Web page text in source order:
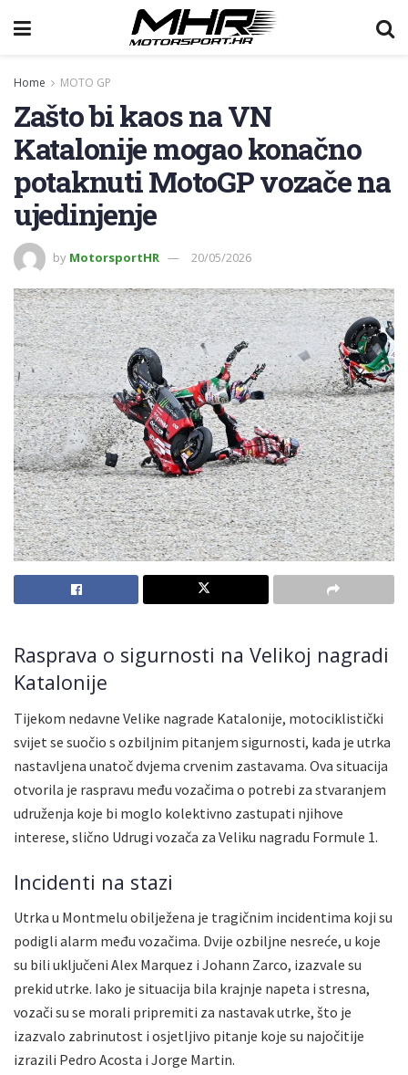
Home MOTO GP
Zašto bi kaos na VN
Katalonije mogao konačno
potaknuti MotoGP vozače na
ujedinjenje
by MotorsportHR 20/05/2026
Rasprava o sigurnosti na Velikoj nagradi
Katalonije
Tijekom nedavne Velike nagrade Katalonije, motociklistički
svijet se suočio s ozbiljnim pitanjem sigurnosti, kada je utrka
nastavljena unatoč dvjema crvenim zastavama. Ova situacija
otvorila je raspravu među vozačima o potrebi za stvaranjem
udruženja koje bi moglo kolektivno zastupati njihove
interese, slično Udrugi vozača za Veliku nagradu Formule 1.
Incidenti na stazi
Utrka u Montmelu obilježena je tragičnim incidentima koji su
podigli alarm među vozačima. Dvije ozbiljne nesreće, u koje
su bili uključeni Alex Marquez i Johann Zarco, izazvale su
prekid utrke. Iako je situacija bila krajnje napeta i stresna,
vozači su se morali pripremiti za nastavak utrke, što je
izazvalo zabrinutost i osjetljivo pitanje koje su najočitije
izrazili Pedro Acosta i Jorge Martin.